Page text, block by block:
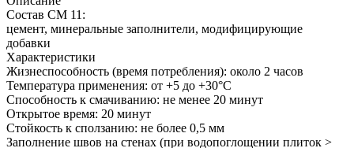
Состав CM 11:
цемент, минеральные заполнители, модифицирующие
добавки
Характеристики
Жизнеспособность (время потребления): около 2 часов
Температура применения: от +5 до +30°C
Способность к смачиванию: не менее 20 минут
Открытое время: 20 минут
Стойкость к сползанию: не более 0,5 мм
Заполнение швов на стенах (при водопоглощении плиток >